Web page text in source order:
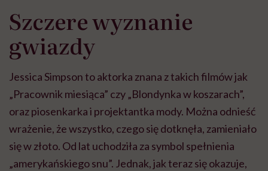
Szczere wyznanie
gwiazdy
Jessica Simpson to aktorka znana z takich filmów jak
„Pracownik miesiąca” czy „Blondynka w koszarach”,
oraz piosenkarka i projektantka mody. Można odnieść
wrażenie, że wszystko, czego się dotknęła, zamieniało
się w złoto. Od lat uchodziła za symbol spełnienia
„amerykańskiego snu”. Jednak, jak teraz się okazuje,